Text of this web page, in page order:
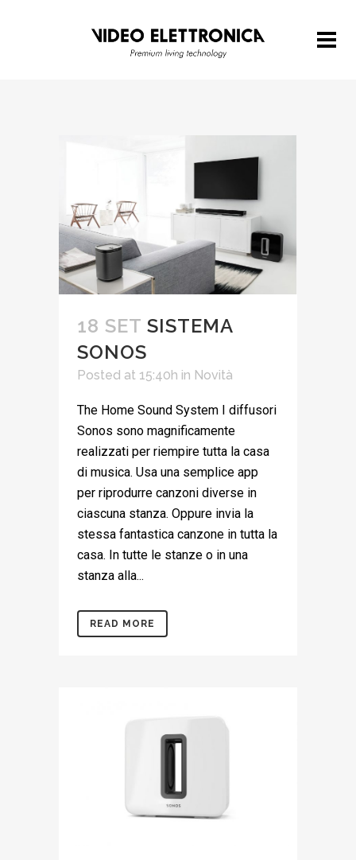
18 SET SISTEMA
SONOS
Posted at 15:40h in Novità
The Home Sound System I diffusori
Sonos sono magnificamente
realizzati per riempire tutta la casa
di musica. Usa una semplice app
per riprodurre canzoni diverse in
ciascuna stanza. Oppure invia la
stessa fantastica canzone in tutta la
casa. In tutte le stanze o in una
stanza alla...
READ MORE